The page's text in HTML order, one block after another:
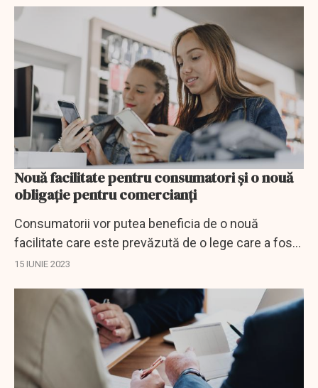
Nouă facilitate pentru consumatori și o nouă
obligație pentru comercianți
Consumatorii vor putea beneficia de o nouă
facilitate care este prevăzută de o lege care a fost
aprobată de Parlament.
15 IUNIE 2023